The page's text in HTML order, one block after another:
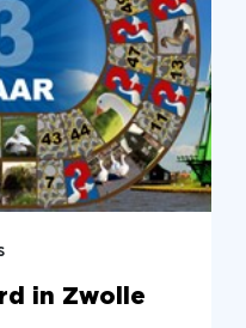
in Zwolle